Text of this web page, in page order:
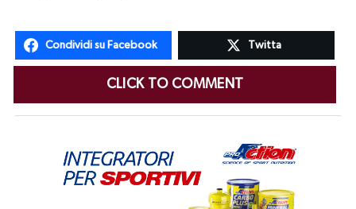
Condividi su Facebook Twitta
CLICK TO COMMENT